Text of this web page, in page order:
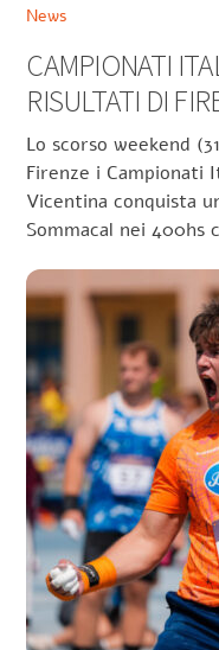
News
CAMPIONATI
RISULTATI DI
Lo scorso weekend
Firenze i Campionati
Vicentina conquista
Sommacal nei